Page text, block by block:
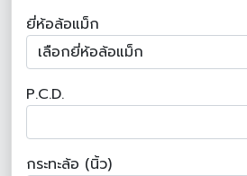
ยี่ห้อล้อแม็ก
P.C.D.
กระทะล้อ (นิ้ว)